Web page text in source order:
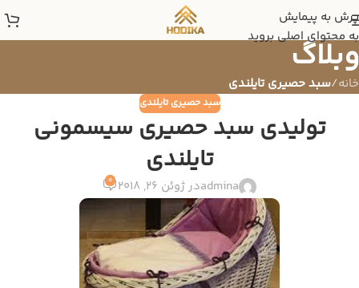
پرش به پیمایش
به محتوای اصلی بروید
وبلاگ
خانه/سبد حصیری تایلندی
سبد حصیری تایلندی
تولیدی سبد حصیری سیسمونی
تایلندی
adminaدر ژوئن 26, 2018 0